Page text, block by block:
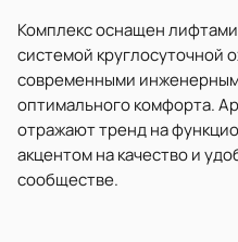
Комплекс оснащен
системой круглосуточной
современными
оптимального комфорта.
отражают тренд на
акцентом на качество и
сообществе.